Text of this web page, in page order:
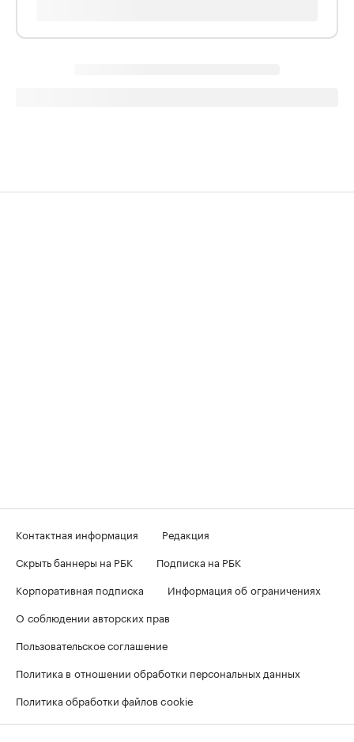
Контактная информация
Редакция
Скрыть баннеры на РБК
Подписка на РБК
Корпоративная подписка
Информация об ограничениях
О соблюдении авторских прав
Пользовательское соглашение
Политика в отношении обработки персональных данных
Политика обработки файлов cookie